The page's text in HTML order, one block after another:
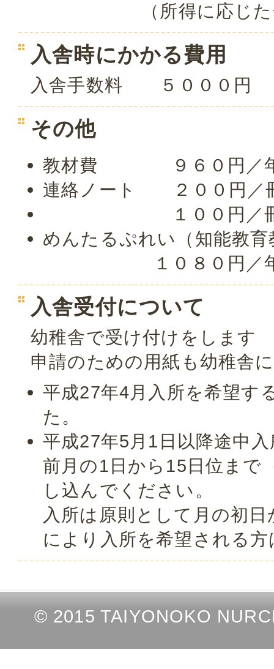
（所得に応じた金
入舎時にかかる費用
入舎手数料 ５０００円
その他
教材費 ９６０円／
連絡ノート ２００円／
１００円／冊（
めんたるぷれい（知能教
１０８０円／
入舎受付について
幼稚舎で受け付けをします
申請のための用紙も幼稚舎
平成27年4月入所を希望す
た。
平成27年5月1日以降途中
前月の1日から15日位まで
し込んでください。
入所は原則として月の初
により入所を希望される
© 2015 TAIYONOKO